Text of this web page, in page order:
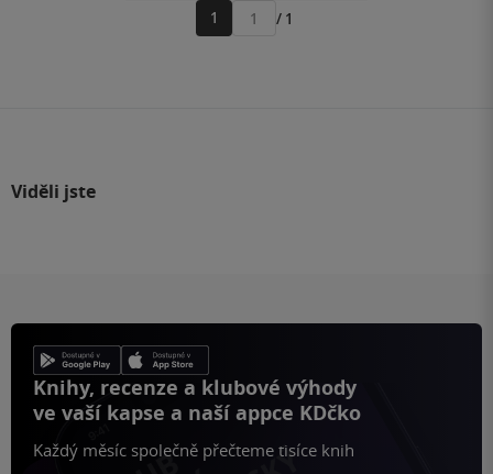
1
Přejít
/ 1
Viděli jste
Knihy, recenze a klubové výhody
ve vaší kapse a naší appce KDčko
Každý měsíc společně přečteme tisíce knih